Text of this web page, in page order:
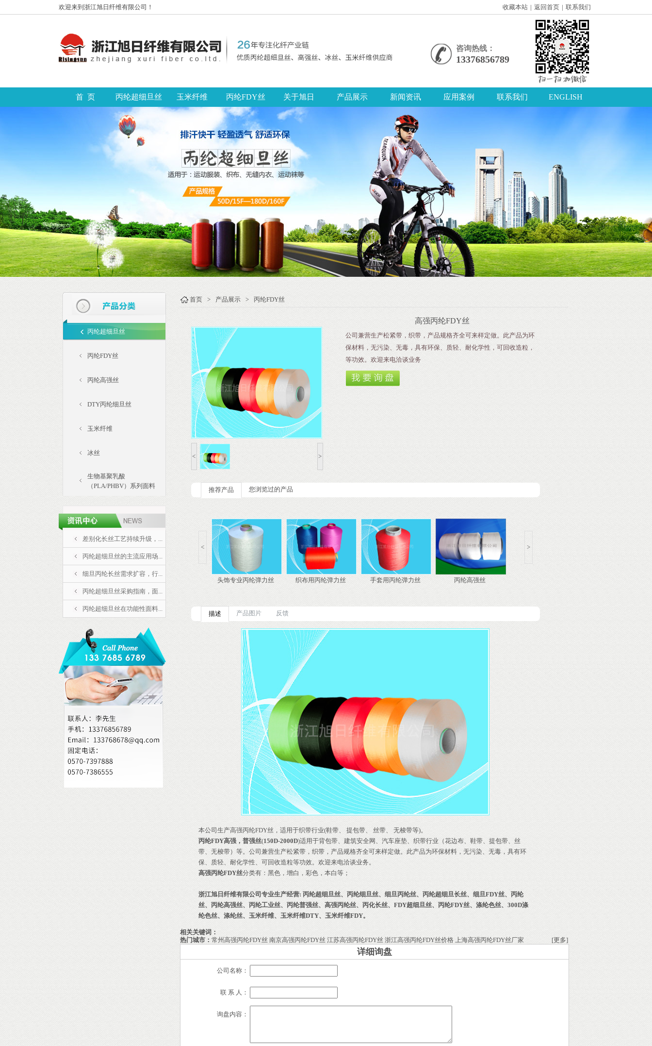
欢迎来到浙江旭日纤维有限公司！ 收藏本站 | 返回首页 | 联系我们
咨询热线：
13376856789
首 页 丙纶超细旦丝 玉米纤维 丙纶FDY丝 关于旭日 产品展示 新闻资讯 应用案例 联系我们 ENGLISH
丙纶超细旦丝
丙纶FDY丝
丙纶高强丝
DTY丙纶细旦丝
玉米纤维
冰丝
生物基聚乳酸
（PLA/PHBV）系列面料
差别化长丝工艺持续升级，...
丙纶超细旦丝的主流应用场...
细旦丙纶长丝需求扩容，行...
丙纶超细旦丝采购指南，面...
丙纶超细旦丝在功能性面料...
首页 > 产品展示 > 丙纶FDY丝
< >
高强丙纶FDY丝
公司兼营生产松紧带，织带，产品规格齐全可来样定做。此产品为环
保材料，无污染、无毒，具有环保、质轻、耐化学性，可回收造粒，
等功效。欢迎来电洽谈业务
推荐产品 您浏览过的产品
< >
头饰专业丙纶弹力丝 织布用丙纶弹力丝 手套用丙纶弹力丝 丙纶高强丝
头饰专业丙纶弹力丝 织布用丙纶弹力丝 手套用丙纶弹力丝
描述 产品图片 反馈
本公司生产高强丙纶FDY丝 ，适用于织带行业(鞋带、 提包带、 丝带、 无梭带等)。
丙纶FDY高强，普强丝(150D-2000D)适用于背包带、建筑安全网、汽车座垫、织带行业（花边布、鞋带、提包带、丝
带、无梭带）等。公司兼营生产松紧带，织带，产品规格齐全可来样定做。此产品为环保材料，无污染、无毒，具有环
保、质轻、耐化学性、可回收造粒等功效。欢迎来电洽谈业务。
高强丙纶FDY丝分类有：黑色，增白，彩色，本白等；
浙江旭日纤维有限公司 专业生产经营: 丙纶超细旦丝、 丙纶细旦丝、 细旦丙纶丝、 丙纶超细旦长丝、 细旦FDY丝、 丙纶
丝、 丙纶高强丝、 丙纶工业丝、 丙纶普强丝、 高强丙纶丝、 丙化长丝、 FDY超细旦丝、 丙纶FDY丝、 涤纶色丝、 300D涤
纶色丝、 涤纶丝、 玉米纤维、 玉米纤维DTY、 玉米纤维FDY。
相关关键词：
热门城市： 常州高强丙纶FDY丝 南京高强丙纶FDY丝 江苏高强丙纶FDY丝 浙江高强丙纶FDY丝价格 上海高强丙纶FDY丝厂家 [更多]
详细询盘
公司名称：
联 系 人：
询盘内容：